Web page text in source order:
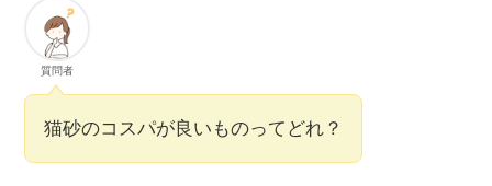
質問者
猫砂のコスパが良いものってどれ？